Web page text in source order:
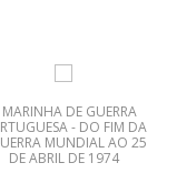
DE GUERRA
- DO FIM DA
MUNDIAL AO 25
DE ABRIL DE 1974